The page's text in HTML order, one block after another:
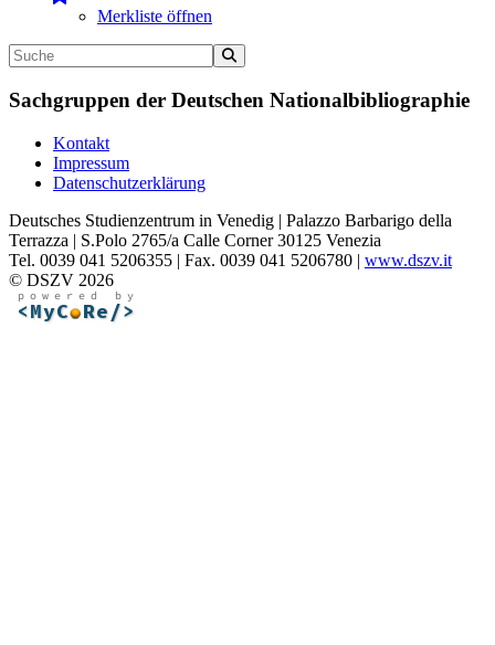
Merkliste öffnen
Sachgruppen der Deutschen Nationalbibliographie
Kontakt
Impressum
Datenschutzerklärung
Deutsches Studienzentrum in Venedig | Palazzo Barbarigo della
Terrazza | S.Polo 2765/a Calle Corner 30125 Venezia
Tel. 0039 041 5206355 | Fax. 0039 041 5206780 | www.dszv.it
© DSZV 2026